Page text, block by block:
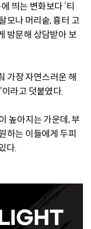
띄는 변화보다 ‘티
모나 머리숱, 흉터 고
방문해 상담받아 보
가장 자연스러운 해
라고 덧붙였다.
높아지는 가운데, 부
하는 이들에게 두피
다.